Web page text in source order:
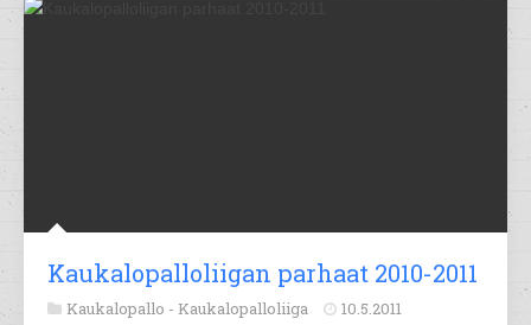
Kaukalopalloliigan parhaat 2010-2011
Kaukalopallo - Kaukalopalloliiga 10.5.2011